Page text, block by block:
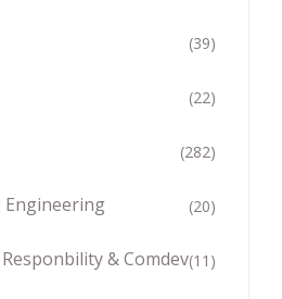
(39)
(22)
(282)
Engineering (20)
& Comdev(11)